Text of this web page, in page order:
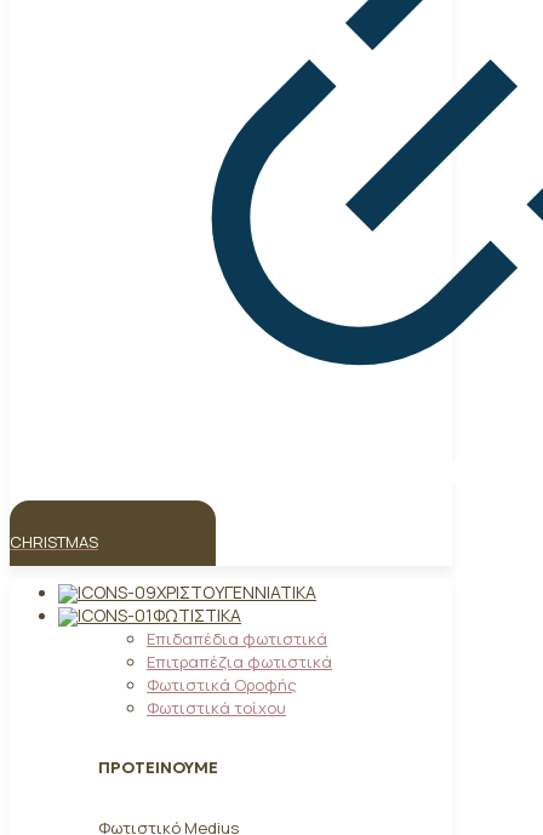
CHRISTMAS
ΧΡΙΣΤΟΥΓΕΝΝΙΆΤΙΚΑ
ΦΩΤΙΣΤΙΚΆ
Επιδαπέδια φωτιστικά
Επιτραπέζια φωτιστικά
Φωτιστικά Οροφής
Φωτιστικά τοίχου
ΠΡΟΤΕΙΝΟΥΜΕ
Φωτιστικό Medius